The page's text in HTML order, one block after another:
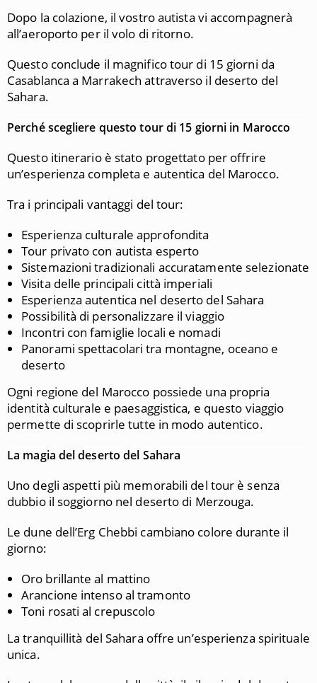
Dopo la colazione, il vostro autista vi accompagnerà
all’aeroporto per il volo di ritorno.
Questo conclude il magnifico tour di 15 giorni da
Casablanca a Marrakech attraverso il deserto del
Sahara.
Perché scegliere questo tour di 15 giorni in Marocco
Questo itinerario è stato progettato per offrire
un’esperienza completa e autentica del Marocco.
Tra i principali vantaggi del tour:
Esperienza culturale approfondita
Tour privato con autista esperto
Sistemazioni tradizionali accuratamente selezionate
Visita delle principali città imperiali
Esperienza autentica nel deserto del Sahara
Possibilità di personalizzare il viaggio
Incontri con famiglie locali e nomadi
Panorami spettacolari tra montagne, oceano e
deserto
Ogni regione del Marocco possiede una propria
identità culturale e paesaggistica, e questo viaggio
permette di scoprirle tutte in modo autentico.
La magia del deserto del Sahara
Uno degli aspetti più memorabili del tour è senza
dubbio il soggiorno nel deserto di Merzouga.
Le dune dell’Erg Chebbi cambiano colore durante il
giorno:
Oro brillante al mattino
Arancione intenso al tramonto
Toni rosati al crepuscolo
La tranquillità del Sahara offre un’esperienza spirituale
unica.